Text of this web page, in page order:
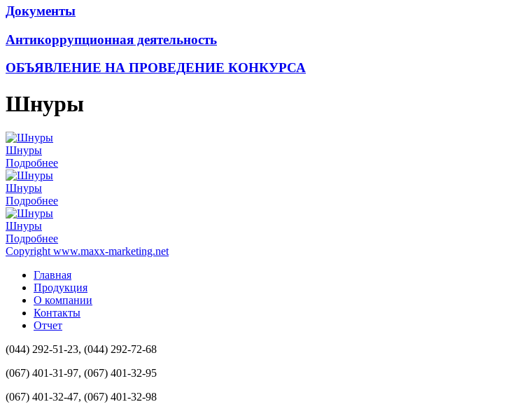
Документы
Антикоррупционная деятельность
ОБЪЯВЛЕНИЕ НА ПРОВЕДЕНИЕ КОНКУРСА
Шнуры
Шнуры
Подробнее
Шнуры
Подробнее
Шнуры
Подробнее
Copyright www.maxx-marketing.net
Главная
Продукция
О компании
Контакты
Отчет
(044) 292-51-23, (044) 292-72-68
(067) 401-31-97, (067) 401-32-95
(067) 401-32-47, (067) 401-32-98